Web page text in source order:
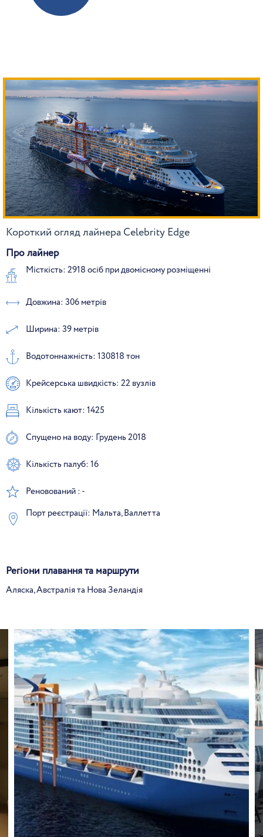
Короткий огляд лайнера Celebrity Edge
Про лайнер
Місткість: 2918 осіб при двомісному розміщенні
Довжина: 306 метрів
Ширина: 39 метрів
Водотоннажність: 130818 тон
Крейсерська швидкість: 22 вузлів
Кількість кают: 1425
Спущено на воду: Грудень 2018
Кількість палуб: 16
Реновований : -
Порт реєстрації: Мальта, Валлетта
Регіони плавання та маршрути
Аляска, Австралія та Нова Зеландія